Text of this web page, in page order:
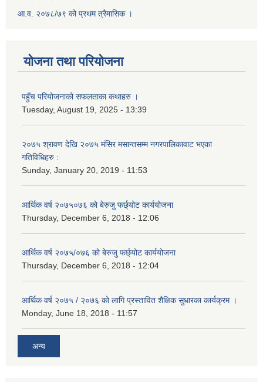
आ.व. २०७८/७९ को प्रथम त्रैमासिक ।
योजना तथा परियोजना
पहुँच परियोजनाको सफलताका कथाहरु ।
Tuesday, August 19, 2025 - 13:39
२०७५ श्रावण देखि २०७५ मंसिर मसान्तसम्म नगरपालिकावाट भएका
गतिविधिहरु :
Sunday, January 20, 2019 - 11:53
आर्थिक वर्ष २०७५०७६ को बेरुजु फर्छ्योट कार्ययोजना
Thursday, December 6, 2018 - 12:06
आर्थिक वर्ष २०७५/०७६ को बेरुजु फर्छ्योट कार्ययोजना
Thursday, December 6, 2018 - 12:04
आर्थिक वर्ष २०७५ / २०७६ को लागि प्रस्तावित शैक्षिक सुधारका कार्यक्रम ।
Monday, June 18, 2018 - 11:57
अन्य